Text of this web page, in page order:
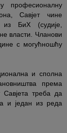
професионалну
Савјет чине
из БиХ (судије,
власти. Чланови
с могућношћу
и сполна
према
треба да
и један из реда